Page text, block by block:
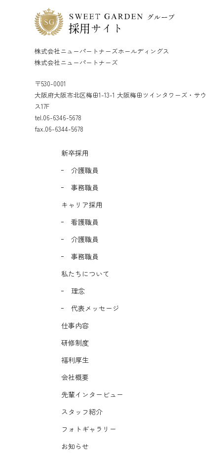
株式会社ニューパートナーズホールディングス
株式会社ニューパートナーズ
〒530-0001
大阪府大阪市北区梅田1-13-1 大阪梅田ツインタワーズ・サウ
ス17F
tel.06-6346-5678
fax.06-6344-5678
新卒採用
介護職員
事務職員
キャリア採用
看護職員
介護職員
事務職員
私たちについて
理念
代表メッセージ
仕事内容
研修制度
福利厚生
会社概要
先輩インタービュー
スタッフ紹介
フォトギャラリー
お知らせ